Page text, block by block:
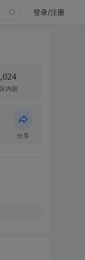
登录/注册
内容
分享